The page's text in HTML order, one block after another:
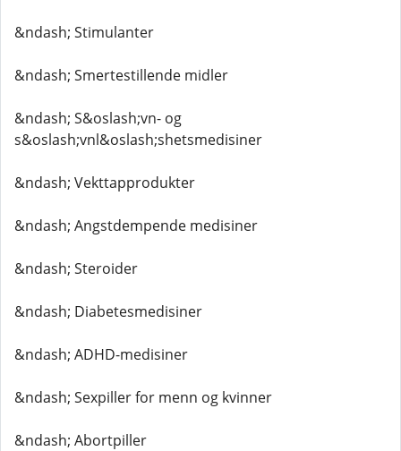
&ndash; Stimulanter
&ndash; Smertestillende midler
&ndash; S&oslash;vn- og
s&oslash;vnl&oslash;shetsmedisiner
&ndash; Vekttapprodukter
&ndash; Angstdempende medisiner
&ndash; Steroider
&ndash; Diabetesmedisiner
&ndash; ADHD-medisiner
&ndash; Sexpiller for menn og kvinner
&ndash; Abortpiller